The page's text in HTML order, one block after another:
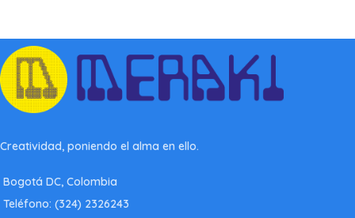
Creatividad, poniendo el alma en ello.
Bogotá DC, Colombia
Teléfono: (324) 2326243